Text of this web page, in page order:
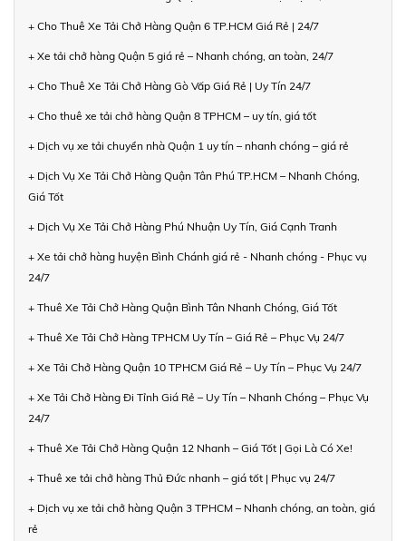
+ Cho Thuê Xe Tải Chở Hàng Quận 6 TP.HCM Giá Rẻ | 24/7
+ Xe tải chở hàng Quận 5 giá rẻ – Nhanh chóng, an toàn, 24/7
+ Cho Thuê Xe Tải Chở Hàng Gò Vấp Giá Rẻ | Uy Tín 24/7
+ Cho thuê xe tải chở hàng Quận 8 TPHCM – uy tín, giá tốt
+ Dịch vụ xe tải chuyển nhà Quận 1 uy tín – nhanh chóng – giá rẻ
+ Dịch Vụ Xe Tải Chở Hàng Quận Tân Phú TP.HCM – Nhanh Chóng,
Giá Tốt
+ Dịch Vụ Xe Tải Chở Hàng Phú Nhuận Uy Tín, Giá Cạnh Tranh
+ Xe tải chở hàng huyện Bình Chánh giá rẻ - Nhanh chóng - Phục vụ
24/7
+ Thuê Xe Tải Chở Hàng Quận Bình Tân Nhanh Chóng, Giá Tốt
+ Thuê Xe Tải Chở Hàng TPHCM Uy Tín – Giá Rẻ – Phục Vụ 24/7
+ Xe Tải Chở Hàng Quận 10 TPHCM Giá Rẻ – Uy Tín – Phục Vụ 24/7
+ Xe Tải Chở Hàng Đi Tỉnh Giá Rẻ – Uy Tín – Nhanh Chóng – Phục Vụ
24/7
+ Thuê Xe Tải Chở Hàng Quận 12 Nhanh – Giá Tốt | Gọi Là Có Xe!
+ Thuê xe tải chở hàng Thủ Đức nhanh – giá tốt | Phục vụ 24/7
+ Dịch vụ xe tải chở hàng Quận 3 TPHCM – Nhanh chóng, an toàn, giá
rẻ